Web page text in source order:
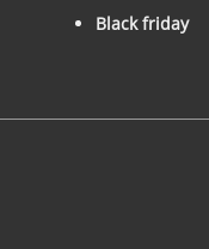
Black friday